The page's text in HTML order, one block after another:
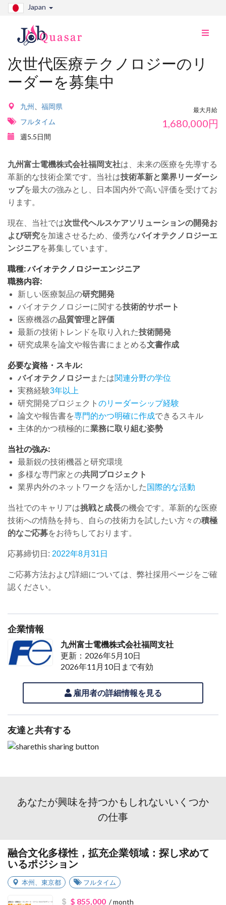
Japan
ナ
り
次世代医療テクノロジーのリ
ーダーを募集中
九州
福岡県
フルタイム
週5.5日間
最大月給
1,680,000円
九州富士電機株式会社福岡支社は、未来の医療を先導する
革新的な技術企業です。当社は技術革新と業界リーダーシ
ップを最大の強みとし、日本国内外で高い評価を受けてお
ります。
現在、当社では次世代ヘルスケアソリューションの開発お
よび研究を加速させるため、優秀なバイオテクノロジーエ
ンジニアを募集しています。
職種: バイオテクノロジーエンジニア
職務内容:
新しい医療製品の研究開発
バイオテクノロジーに関する技術的サポート
医療機器の品質管理と評価
最新の技術トレンドを取り入れた技術開発
研究成果を論文や報告書にまとめる文書作成
必要な資格・スキル:
バイオテクノロジーまたは関連分野の学位
実務経験3年以上
研究開発プロジェクト のリーダーシップ経験
論文や報告書を専門的かつ明確に作成できるスキル
主体的かつ積極的に業務に取り組む姿勢
当社の強み:
最新鋭の技術機器と研究環境
多様な専門家との共同プロジェクト
業界内外のネットワークを活かした 国際的な活動
当社でのキャリアは挑戦と成長の機会です。革新的な医療
技術への情熱を持ち、自らの技術力を試したい方々の積極
的なご応募をお待ちしております。
応募締切日: 2022年8月31日
ご応募方法および詳細については、弊社採用ページをご確
認ください。
企業情報
九州富士電機株式会社福岡支社
更新：2026年5月10日
2026年11月10日まで有効
雇用者の詳細情報を見る
友達と共有する
あなたが興味を持つかもしれないいくつか
の仕事
融合文化多様性，拡充企業領域：探し求めて
いるポジション
本州 東京都 フルタイム
$ 855,000/ month